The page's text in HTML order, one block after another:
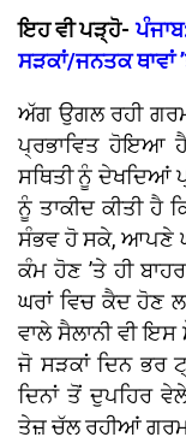
ਇਹ ਵੀ ਪੜ੍ਹੋ-
ਸੜਕਾਂ/ਜਨਤਕ ਥਾਵਾਂ
ਅੱਗ ਉਗਲ ਰਹੀ
ਪ੍ਰਭਾਵਿਤ ਹੋਇਆ
ਸਥਿਤੀ ਨੂੰ ਦੇਖਦਿਆਂ
ਨੂੰ ਤਾਕੀਦ ਕੀਤੀ ਹੈ
ਸੰਭਵ ਹੋ ਸਕੇ, ਆਪਣੇ
ਕੰਮ ਹੋਣ ’ਤੇ ਹੀ
ਘਰਾਂ ਵਿਚ ਕੈਦ ਹੋਣ
ਵਾਲੇ ਸੈਲਾਨੀ ਵੀ
ਜੋ ਸੜਕਾਂ ਦਿਨ ਭਰ
ਦਿਨਾਂ ਤੋਂ ਦੁਪਹਿਰ
ਤੇਜ਼ ਚੱਲ ਰਹੀਆਂ ਗਰਮ